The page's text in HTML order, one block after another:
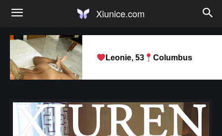
Xiunice.com
Leonie, 53 Columbus